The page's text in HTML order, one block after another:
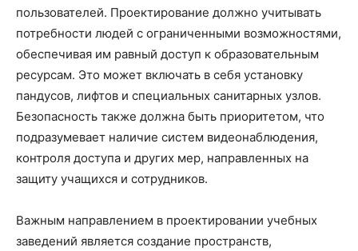
пользователей. Проектирование должно учитывать
потребности людей с ограниченными возможностями,
обеспечивая им равный доступ к образовательным
ресурсам. Это может включать в себя установку
пандусов, лифтов и специальных санитарных узлов.
Безопасность также должна быть приоритетом, что
подразумевает наличие систем видеонаблюдения,
контроля доступа и других мер, направленных на
защиту учащихся и сотрудников.
Важным направлением в проектировании учебных
заведений является создание пространств,